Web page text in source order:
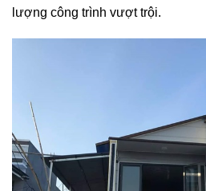
lượng công trình vượt trội.